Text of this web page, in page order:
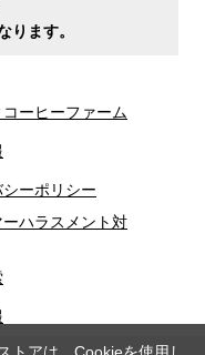
ります。
ーヒーファーム
ーポリシー
ーハラスメント対